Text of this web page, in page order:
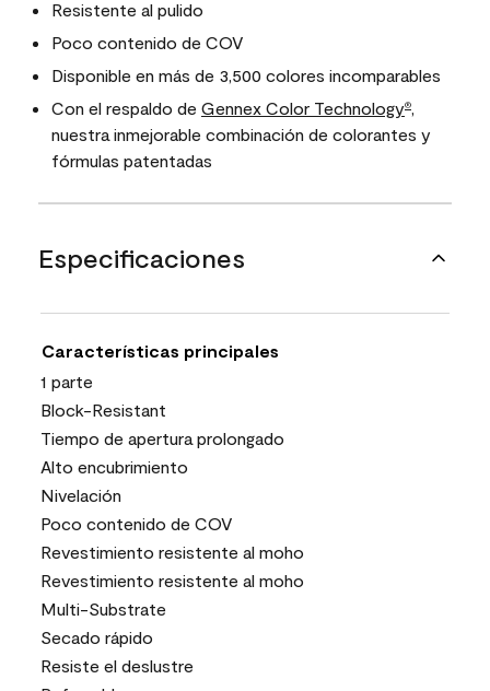
Resistente al pulido
Poco contenido de COV
Disponible en más de 3,500 colores incomparables
Con el respaldo de Gennex Color Technology®,
nuestra inmejorable combinación de colorantes y
fórmulas patentadas
Especificaciones
Características principales
1 parte
Block-Resistant
Tiempo de apertura prolongado
Alto encubrimiento
Nivelación
Poco contenido de COV
Revestimiento resistente al moho
Revestimiento resistente al moho
Multi-Substrate
Secado rápido
Resiste el deslustre